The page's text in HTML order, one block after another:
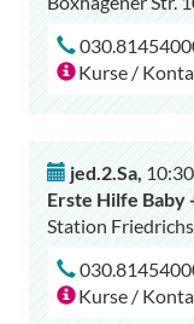
Kurse /
jed.2.Sa,
Erste Hilfe Baby
Station
Kurse /